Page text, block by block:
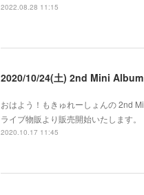
2022.08.28 11:15
2020/10/24(土) 2nd Mini Album
おはよう！もきゅれーしょんの 2nd
ライブ物販より販売開始いたします
2020.10.17 11:45